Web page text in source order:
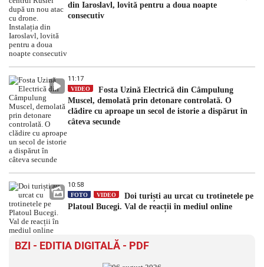
din Iaroslavl, lovită pentru a doua noapte
consecutiv
11:17
VIDEO
Fosta Uzină Electrică din Câmpulung
Muscel, demolată prin detonare controlată. O
clădire cu aproape un secol de istorie a dispărut în
câteva secunde
10:58
FOTO VIDEO
Doi turiști au urcat cu trotinetele pe
Platoul Bucegi. Val de reacții în mediul online
BZI - EDITIA DIGITALĂ - PDF